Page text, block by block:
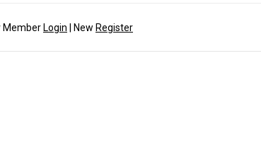
Member Login | New Register